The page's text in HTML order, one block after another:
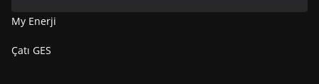
My Enerji
Çatı GES